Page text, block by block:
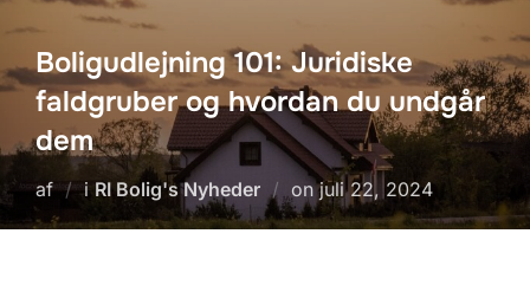
Boligudlejning 101: Juridiske
faldgruber og hvordan du undgår
dem
af i RI Bolig's Nyheder onUdgivet
d.
juli 22, 2024